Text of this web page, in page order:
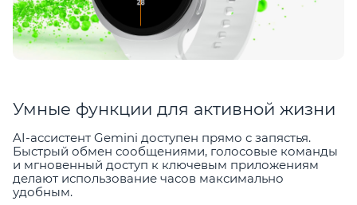
Умные функции для активной жизни
AI-ассистент Gemini доступен прямо с запястья.
Быстрый обмен сообщениями, голосовые команды
и мгновенный доступ к ключевым приложениям
делают использование часов максимально
удобным.